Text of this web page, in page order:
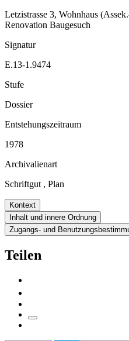
Letzistrasse 3, Wohnhaus
Renovation Baugesuch
Signatur
E.13-1.9474
Stufe
Dossier
Entstehungszeitraum
1978
Archivalienart
Schriftgut , Plan
Kontext
Inhalt und innere Ordnung
Zugangs- und
Teilen